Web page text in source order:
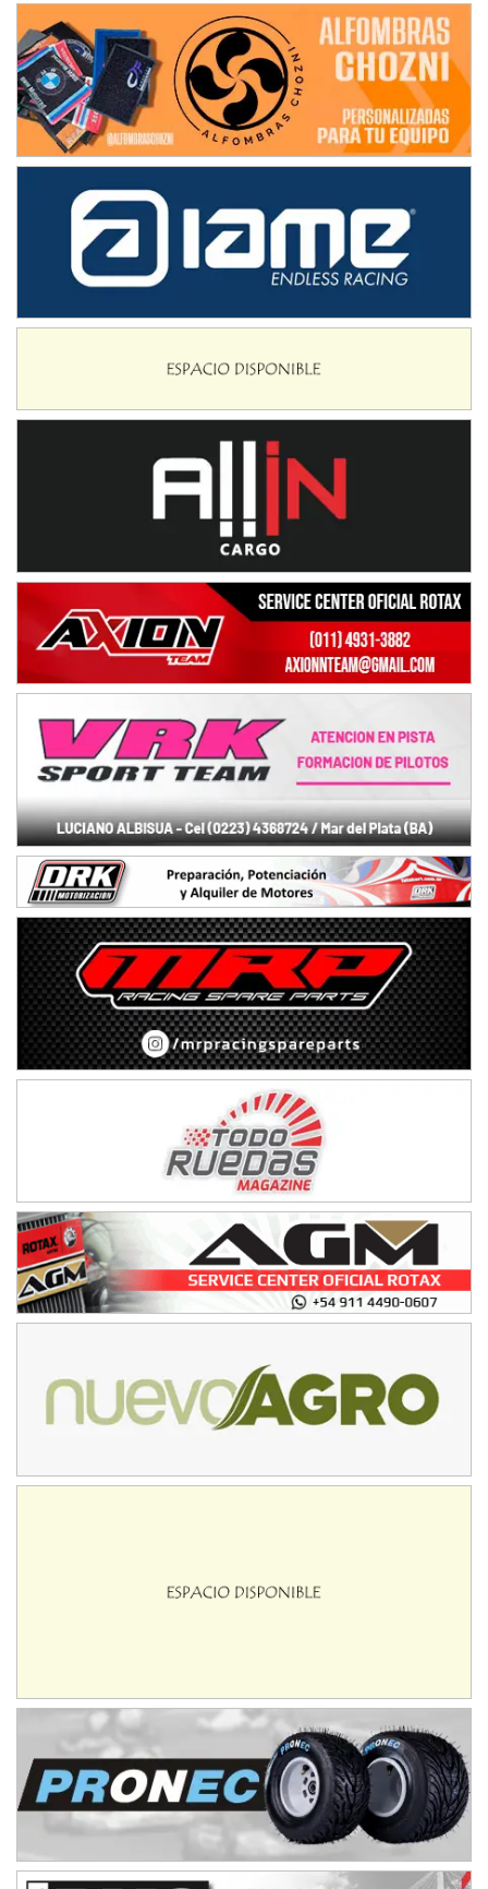
NORESTE SANTAFESINO - F6
Ciudad de Avellaneda (Asfalto)
Avellaneda (Santa Fe)
SUR SANTAFESINO - F4
José Samuel Sánchez (Tierra)
Rufino (Santa Fe)
TUCUMANO - F5
Juan Navarro (Asfalto)
El Timbó (Tucumán)